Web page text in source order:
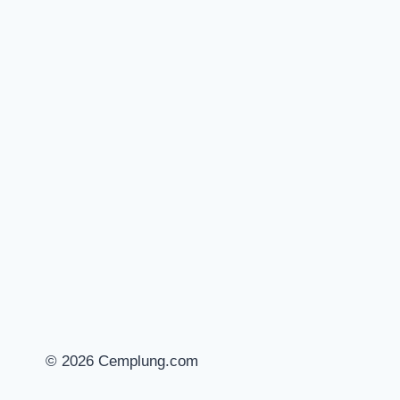
© 2026 Cemplung.com